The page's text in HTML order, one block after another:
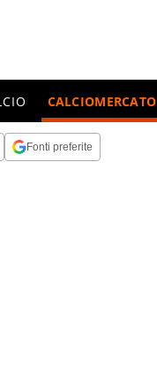
CALCIOMERCATO
Fonti preferite